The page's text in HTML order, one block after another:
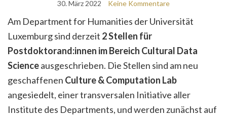
30. März 2022 Keine Kommentare
Am Department for Humanities der Universität
Luxemburg sind derzeit 2 Stellen für
Postdoktorand:innen im Bereich Cultural Data
Scienceausgeschrieben. Die Stellen sind am neu
geschaffenen Culture & Computation Lab
angesiedelt, einer transversalen Initiative aller
Institute des Departments, und werden zunächst auf